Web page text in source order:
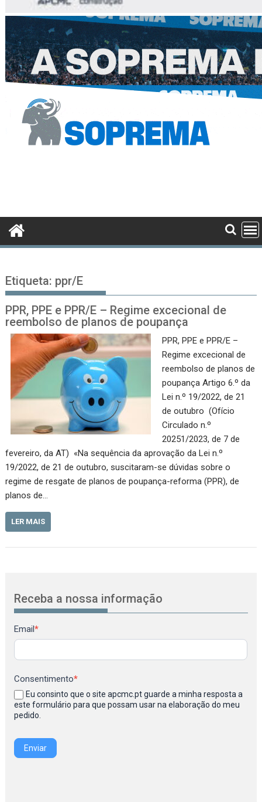
Etiqueta: ppr/E
PPR, PPE e PPR/E – Regime excecional de
reembolso de planos de poupança
PPR, PPE e PPR/E –
Regime excecional de
reembolso de planos de
poupança Artigo 6.º da
Lei n.º 19/2022, de 21
de outubro (Ofício
Circulado n.º
20251/2023, de 7 de
fevereiro, da AT) «Na sequência da aprovação da Lei n.º
19/2022, de 21 de outubro, suscitaram-se dúvidas sobre o
regime de resgate de planos de poupança-reforma (PPR), de
planos de…
LER MAIS
Receba a nossa informação
Newsletter
Email*
Consentimento*
Eu consinto que o site apcmc.pt guarde a minha resposta a
este formulário para que possam usar na elaboração do meu
pedido.
Enviar